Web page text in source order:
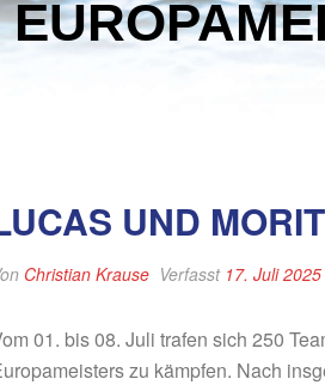
UND
Christian Krause Verfasst 17. Juli 2025
01. bis 08. Juli trafen sich 250
zu kämpfen. Nach